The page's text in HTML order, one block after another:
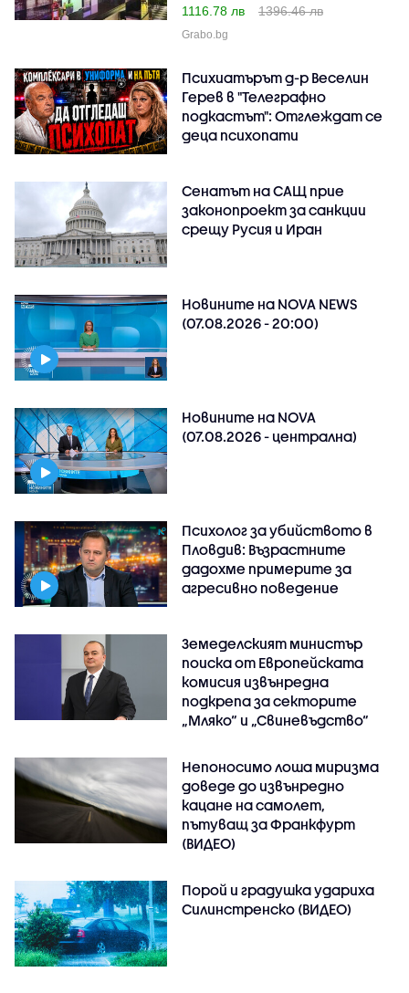
1116.78 лв 1396.46 лв
Grabo.bg
Психиатърът д-р Веселин
Герев в "Телеграфно
подкастът": Отглеждат се
деца психопати
Сенатът на САЩ прие
законопроект за санкции
срещу Русия и Иран
Новините на NOVA NEWS
(07.08.2026 - 20:00)
Новините на NOVA
(07.08.2026 - централна)
Психолог за убийството в
Пловдив: Възрастните
дадохме примерите за
агресивно поведение
Земеделският министър
поиска от Европейската
комисия извънредна
подкрепа за секторите
„Мляко“ и „Свиневъдство“
Непоносимо лоша миризма
доведе до извънредно
кацане на самолет,
пътуващ за Франкфурт
(ВИДЕО)
Порой и градушка удариха
Силинстренско (ВИДЕО)